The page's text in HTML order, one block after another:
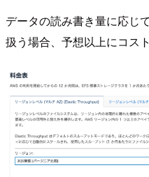
データの読み書き量に応じ
扱う場合、予想以上にコス